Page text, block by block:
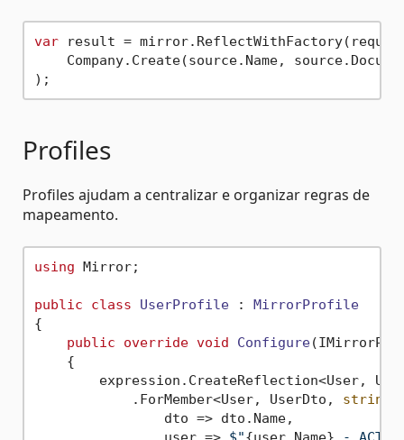
var result =
Company.Create(source.Name,
Profiles
Profiles ajudam a centralizar e organizar regras de
mapeamento.
using Mirror;
public class UserProfile : MirrorProfile
{
public
override void Configure(
    {
expression.CreateReflection<User,
            .ForMember<User, UserDto,
string
                dto => dto.Name,